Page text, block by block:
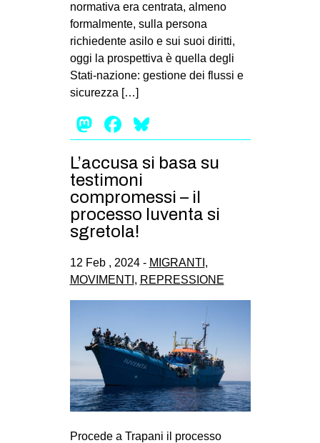
AMBIENTE
ANTIFASCISMO
DIRITTO ALL’ABITARE
GENERI
PRECARIATO
REPRESSIONE
STUDENTI
CULTURE
CINEMA
MANIFESTI
RECENSIONI
INTERNAZIONALE
AFRICA
AMERICHE
ESTREMO ORIENTE
normativa era centrata, almeno
formalmente, sulla persona
richiedente asilo e sui suoi diritti,
oggi la prospettiva è quella degli
Stati-nazione: gestione dei flussi e
sicurezza […]
Mastodon
Facebook
L’accusa si basa su
testimoni
compromessi – il
processo Iuventa si
sgretola!
12 Feb , 2024 - MIGRANTI ,
MOVIMENTI , REPRESSIONE
Procede a Trapani il processo